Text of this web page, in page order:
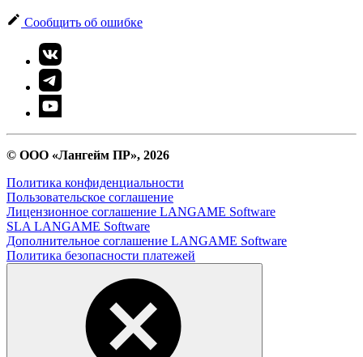
Сообщить об ошибке
© ООО «Лангейм ПР», 2026
Политика конфиденциальности
Пользовательское соглашение
Лицензионное соглашение LANGAME Software
SLA LANGAME Software
Дополнительное соглашение LANGAME Software
Политика безопасности платежей